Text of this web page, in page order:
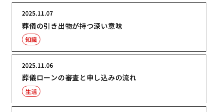
葬儀の引き出物が持つ深い意味
2025.11.07
知識
葬儀ローンの審査と申し込みの流れ
2025.11.06
生活